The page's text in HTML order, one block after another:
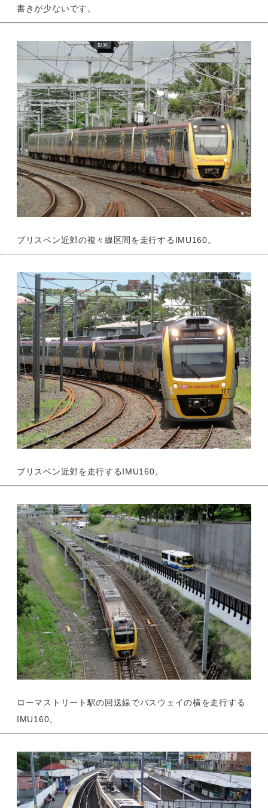
書きが少ないです。
ブリスベン近郊の複々線区間を走行するIMU160。
ブリスベン近郊を走行するIMU160。
ローマストリート駅の回送線でバスウェイの横を走行する
IMU160。